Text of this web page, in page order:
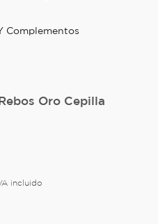
Complementos
Oro Cepilla
incluido